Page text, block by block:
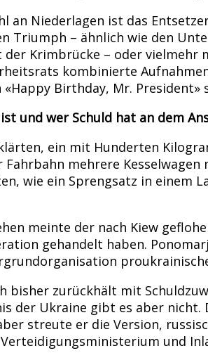
an Niederlagen ist das
Triumph – ähnlich wie den
der Krimbrücke – oder
kombinierte
Birthday, Mr. President»
und wer Schuld hat an dem
ein mit Hunderten
Fahrbahn mehrere
wie ein Sprengsatz in einem
meinte der nach Kiew
gehandelt haben.
bisher zurückhält mit
der Ukraine gibt es aber
streute er die Version,
und